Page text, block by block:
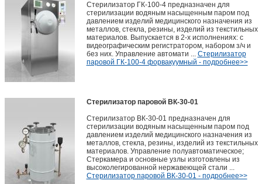
Стерилизатор ГК-100-4 предназначен для
стерилизации водяным насыщенным паром под
давлением изделий медицинского назначения из
металлов, стекла, резины, изделий из текстильных
материалов. Выпускается в 2-х исполнениях: с
видеографическим регистратором, набором з/ч и
без них. Управление автомати ... Стерилизатор
паровой ГК-100-4 форвакуумный - подробнее>>
Стерилизатор паровой ВК-30-01
Стерилизатор ВК-30-01 предназначен для
стерилизации водяным насыщенным паром под
давлением изделий медицинского назначения из
металлов, стекла, резины, изделий из текстильных
материалов. Управление полуавтоматическое;
Стеркамера и основные узлы изготовлены из
высоколегированной нержавеющей стали ...
Стерилизатор паровой ВК-30-01 - подробнее>>